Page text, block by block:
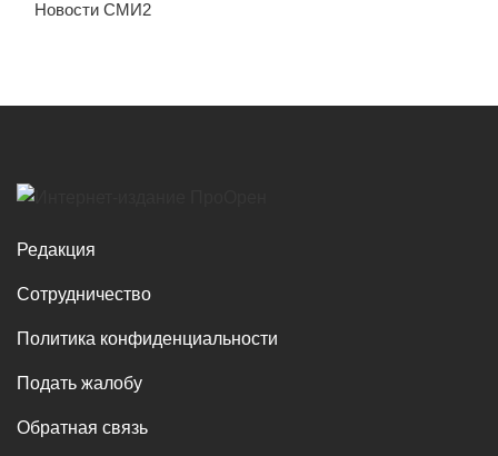
Новости СМИ2
Редакция
Сотрудничество
Политика конфиденциальности
Подать жалобу
Обратная связь